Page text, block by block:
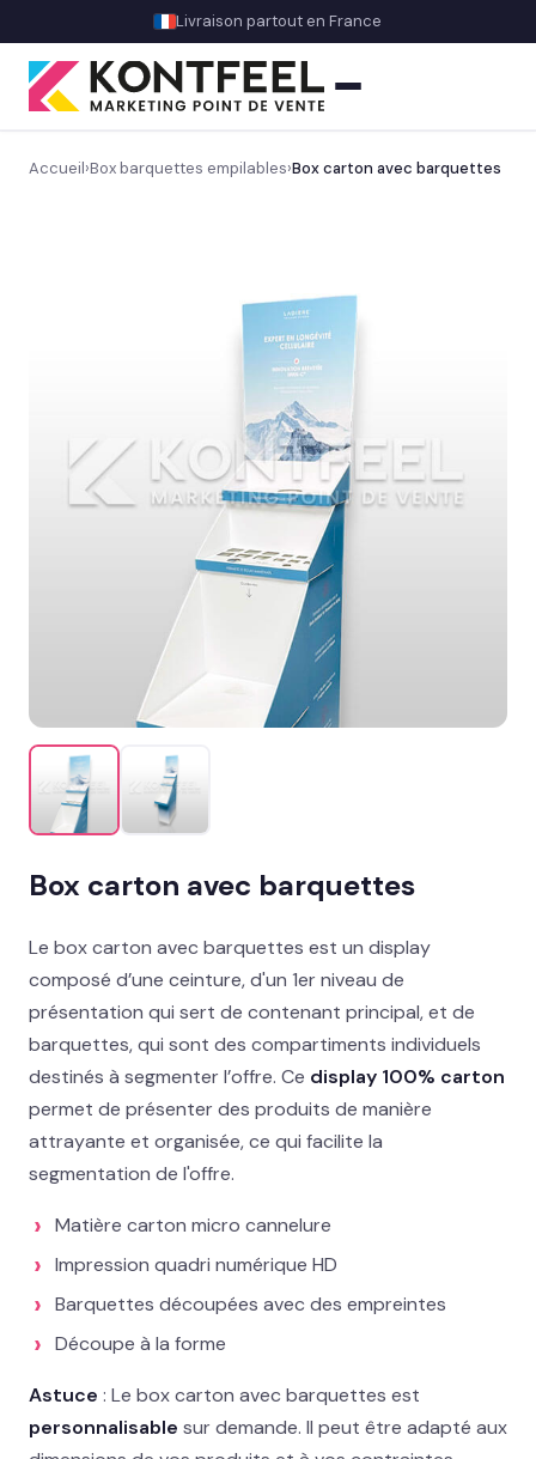
Livraison partout en France
Découvrez nos présentoirs de sol sur mesure
Gros volume & promo
Display & présentoirs spécifiques
Mobilier permanent
MISE EN AVANT
Présentoir sol : nos best-sellers GMS
Signalétique et linéaire
Stand événementiel
Packaging et coffrets
Solutions métiers
Réalisations
Blog
Contact
02 78 77 53 93
Accueil›Box barquettes empilables›Box carton avec barquettes
Box carton avec barquettes
Le box carton avec barquettes est un display
composé d’une ceinture, d'un 1er niveau de
présentation qui sert de contenant principal, et de
barquettes, qui sont des compartiments individuels
destinés à segmenter l’offre. Ce display 100% carton
permet de présenter des produits de manière
attrayante et organisée, ce qui facilite la
segmentation de l'offre.
Matière carton micro cannelure
Impression quadri numérique HD
Barquettes découpées avec des empreintes
Découpe à la forme
Astuce : Le box carton avec barquettes est
personnalisable sur demande. Il peut être adapté aux